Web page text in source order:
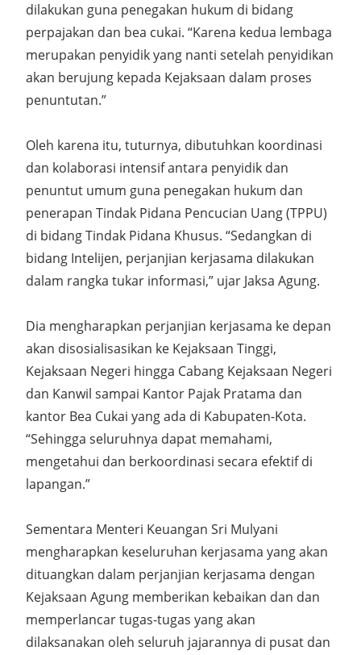
dilakukan guna penegakan hukum di bidang
perpajakan dan bea cukai. “Karena kedua lembaga
merupakan penyidik yang nanti setelah penyidikan
akan berujung kepada Kejaksaan dalam proses
penuntutan.”
Oleh karena itu, tuturnya, dibutuhkan koordinasi
dan kolaborasi intensif antara penyidik dan
penuntut umum guna penegakan hukum dan
penerapan Tindak Pidana Pencucian Uang (TPPU)
di bidang Tindak Pidana Khusus. “Sedangkan di
bidang Intelijen, perjanjian kerjasama dilakukan
dalam rangka tukar informasi,” ujar Jaksa Agung.
Dia mengharapkan perjanjian kerjasama ke depan
akan disosialisasikan ke Kejaksaan Tinggi,
Kejaksaan Negeri hingga Cabang Kejaksaan Negeri
dan Kanwil sampai Kantor Pajak Pratama dan
kantor Bea Cukai yang ada di Kabupaten-Kota.
“Sehingga seluruhnya dapat memahami,
mengetahui dan berkoordinasi secara efektif di
lapangan.”
Sementara Menteri Keuangan Sri Mulyani
mengharapkan keseluruhan kerjasama yang akan
dituangkan dalam perjanjian kerjasama dengan
Kejaksaan Agung memberikan kebaikan dan dan
memperlancar tugas-tugas yang akan
dilaksanakan oleh seluruh jajarannya di pusat dan